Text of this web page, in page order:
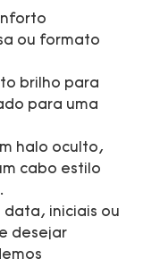
ou formato
brilho para
para uma
halo oculto,
cabo estilo
data, iniciais ou
desejar